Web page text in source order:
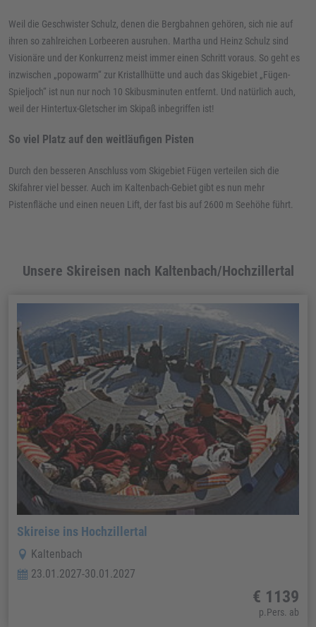
Weil die Geschwister Schulz, denen die Bergbahnen gehören, sich nie auf
ihren so zahlreichen Lorbeeren ausruhen. Martha und Heinz Schulz sind
Visionäre und der Konkurrenz meist immer einen Schritt voraus. So geht es
inzwischen „popowarm“ zur Kristallhütte und auch das Skigebiet „Fügen-
Spieljoch“ ist nun nur noch 10 Skibusminuten entfernt. Und natürlich auch,
weil der Hintertux-Gletscher im Skipaß inbegriffen ist!
So viel Platz auf den weitläufigen Pisten
Durch den besseren Anschluss vom Skigebiet Fügen verteilen sich die
Skifahrer viel besser. Auch im Kaltenbach-Gebiet gibt es nun mehr
Pistenfläche und einen neuen Lift, der fast bis auf 2600 m Seehöhe führt.
Unsere Skireisen nach Kaltenbach/Hochzillertal
Skireise ins Hochzillertal
Kaltenbach
23.01.2027-30.01.2027
€ 1139
p.Pers. ab